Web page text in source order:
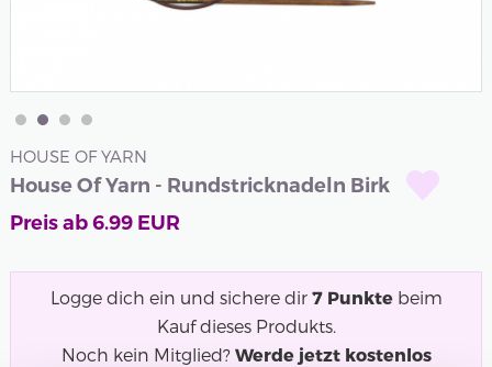
HOUSE OF YARN
House Of Yarn - Rundstricknadeln Birk
Preis ab6.99EUR
Logge dich ein und sichere dir 7 Punktebeim
Kauf dieses Produkts.
Noch kein Mitglied? Werde jetzt kostenlos